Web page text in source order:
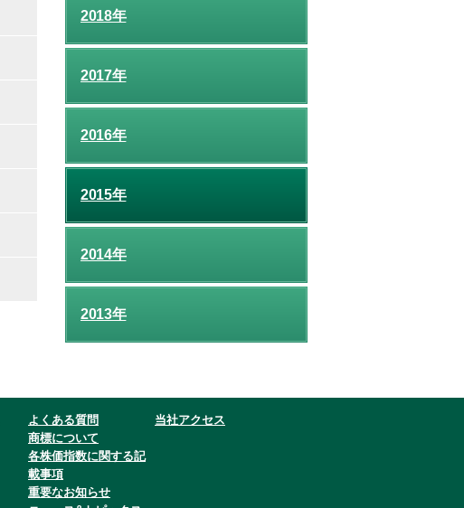
2018年
2017年
2016年
2015年
2014年
2013年
よくある質問
商標について
各株価指数に関する記
載事項
重要なお知らせ
当社アクセス